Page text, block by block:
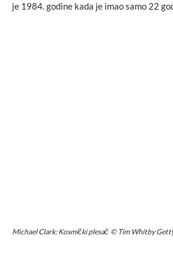
je 1984. godine kada je imao samo 22
Michael Clark: Kosmički plesač © Tim Whitby